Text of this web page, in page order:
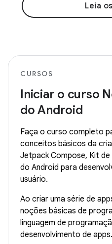
Leia
CURSOS
Iniciar o curso
do Android
Faça o curso completo
conceitos básicos da
Jetpack Compose, Kit
do Android para
usuário.
Ao criar uma série de
noções básicas de
linguagem de
desenvolvimento de apps.